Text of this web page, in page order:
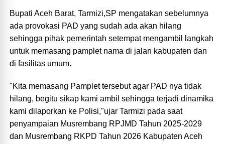
Bupati Aceh Barat, Tarmizi,SP mengatakan sebelumnya
ada provokasi PAD yang sudah ada akan hilang
sehingga pihak pemerintah setempat mengambil langkah
untuk memasang pamplet nama di jalan kabupaten dan
di fasilitas umum.
"Kita memasang Pamplet tersebut agar PAD nya tidak
hilang, begitu sikap kami ambil sehingga terjadi dinamika
kami dilaporkan ke Polisi,"ujar Tarmizi pada saat
penyampaian Musrembang RPJMD Tahun 2025-2029
dan Musrembang RKPD Tahun 2026 Kabupaten Aceh